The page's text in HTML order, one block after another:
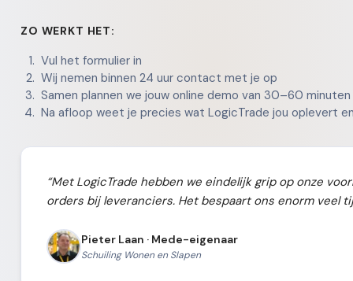
ZO WERKT HET:
Vul het formulier in
Wij nemen binnen 24 uur contact met je op
Samen plannen we jouw online demo van 30–60 minuten
Na afloop weet je precies wat LogicTrade jou oplevert
“Met LogicTrade hebben we eindelijk grip op onze
orders bij leveranciers. Het bespaart ons enorm veel
Pieter Laan · Mede-eigenaar
Schuiling Wonen en Slapen